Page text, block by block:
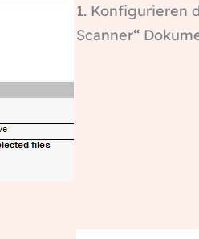
1. Konfigurieren
Scanner“